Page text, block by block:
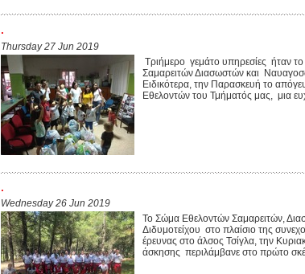
.
Thursday 27 Jun 2019
Τριήμερο γεμάτο υπηρεσίες ήταν
Σαμαρειτών Διασωστών και
Ειδικότερα, την Παρασκευή το
Εθελοντών του Τμήματός μας, μια
.
Wednesday 26 Jun 2019
Το Σώμα Εθελοντών Σαμαρειτών,
Διδυμοτείχου στο πλαίσιο της
έρευνας στο άλσος Τσίγλα, την
άσκησης περιλάμβανε στο πρώτο